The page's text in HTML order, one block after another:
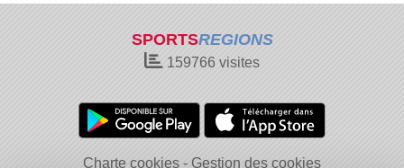
SPORTSREGIONS
159766 visites
Charte cookies Gestion des cookies